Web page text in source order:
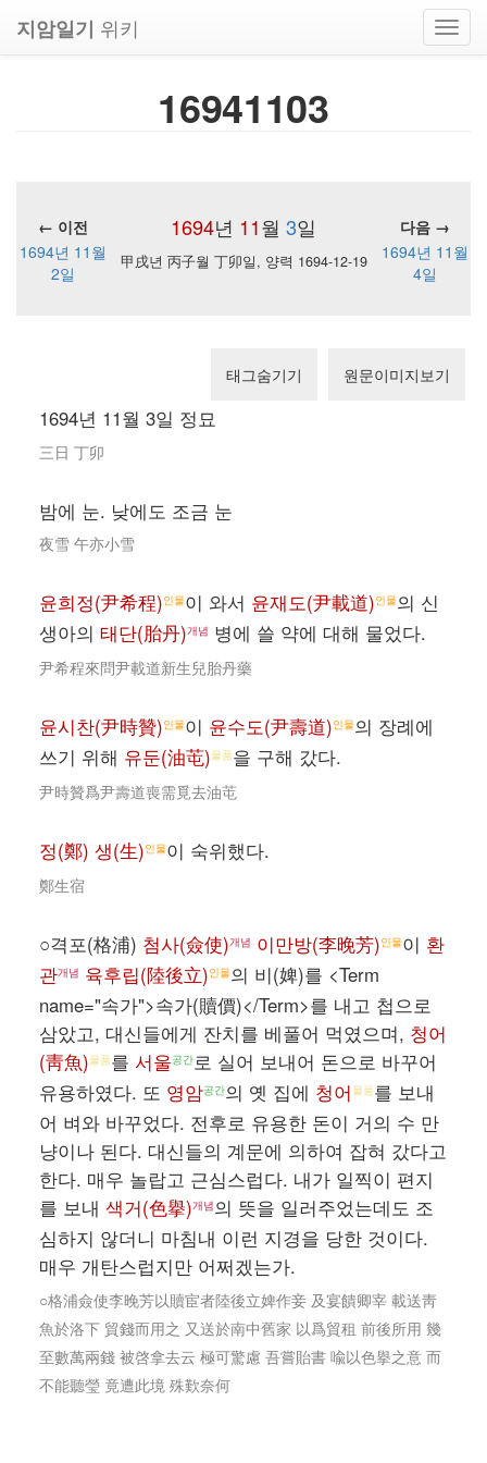
지암일기 위키
16941103
1694년 11월 3일
← 이전
다음 →
1694년 11월
2일
甲戌년 丙子월 丁卯일, 양력 1694-12-19
1694년 11월
4일
태그숨기기 원문이미지보기
1694년 11월 3일 정묘
三日 丁卯
밤에 눈. 낮에도 조금 눈
夜雪 午亦小雪
윤희정(尹希程)인물이 와서 윤재도(尹載道)인물의 신
생아의 태단(胎丹)개념 병에 쓸 약에 대해 물었다.
尹希程來問尹載道新生兒胎丹藥
윤시찬(尹時贊)인물이 윤수도(尹壽道)인물의 장례에
쓰기 위해 유둔(油芚)물품을 구해 갔다.
尹時贊爲尹壽道喪需覓去油芚
정(鄭) 생(生)인물이 숙위했다.
鄭生宿
○격포(格浦) 첨사(僉使)개념 이만방(李晚芳)인물이 환
관개념 육후립(陸後立)인물의 비(婢)를 <Term
name="속가">속가(贖價)</Term>를 내고 첩으로
삼았고, 대신들에게 잔치를 베풀어 먹였으며, 청어
(靑魚)물품를 서울공간로 실어 보내어 돈으로 바꾸어
유용하였다. 또 영암공간의 옛 집에 청어 물품를 보내
어 벼와 바꾸었다. 전후로 유용한 돈이 거의 수 만
냥이나 된다. 대신들의 계문에 의하여 잡혀 갔다고
한다. 매우 놀랍고 근심스럽다. 내가 일찍이 편지
를 보내 색거(色擧)개념의 뜻을 일러주었는데도 조
심하지 않더니 마침내 이런 지경을 당한 것이다.
매우 개탄스럽지만 어쩌겠는가.
○格浦僉使李晚芳以贖宦者陸後立婢作妾 及宴饋卿宰 載送靑
魚於洛下 貿錢而用之 又送於南中舊家 以爲貿租 前後所用 幾
至數萬兩錢 被啓拿去云 極可驚慮 吾嘗貽書 喩以色擧之意 而
不能聽瑩 竟遭此境 殊歎奈何